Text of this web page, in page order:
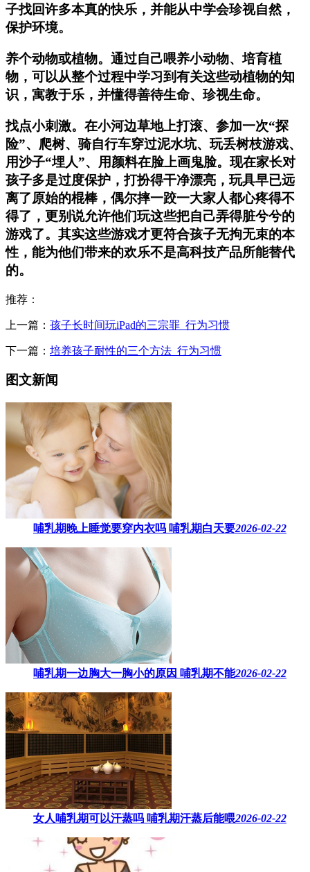
子找回许多本真的快乐，并能从中学会珍视自然，
保护环境。
养个动物或植物。通过自己喂养小动物、培育植
物，可以从整个过程中学习到有关这些动植物的知
识，寓教于乐，并懂得善待生命、珍视生命。
找点小刺激。在小河边草地上打滚、参加一次“探
险”、爬树、骑自行车穿过泥水坑、玩丢树枝游戏、
用沙子“埋人”、用颜料在脸上画鬼脸。现在家长对
孩子多是过度保护，打扮得干净漂亮，玩具早已远
离了原始的棍棒，偶尔摔一跤一大家人都心疼得不
得了，更别说允许他们玩这些把自己弄得脏兮兮的
游戏了。其实这些游戏才更符合孩子无拘无束的本
性，能为他们带来的欢乐不是高科技产品所能替代
的。
推荐：
上一篇： 孩子长时间玩iPad的三宗罪_行为习惯
下一篇： 培养孩子耐性的三个方法_行为习惯
图文新闻
哺乳期晚上睡觉要穿内衣吗​ 哺乳期白天要2026-02-22
哺乳期一边胸大一胸小的原因​ 哺乳期不能2026-02-22
女人哺乳期可以汗蒸吗 ​哺乳期汗蒸后能喂2026-02-22